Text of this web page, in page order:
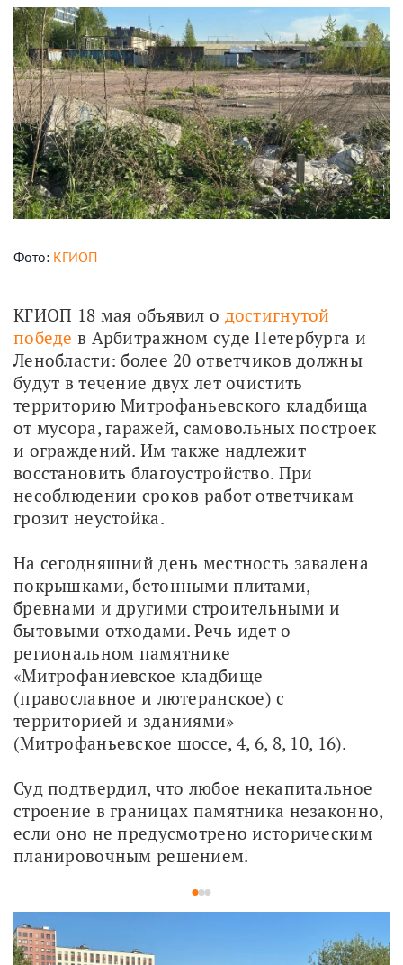
Фото: КГИОП
КГИОП 18 мая объявил о достигнутой
победе в Арбитражном суде Петербурга и
Ленобласти: более 20 ответчиков должны
будут в течение двух лет очистить
территорию Митрофаньевского кладбища
от мусора, гаражей, самовольных построек
и ограждений. Им также надлежит
восстановить благоустройство. При
несоблюдении сроков работ ответчикам
грозит неустойка.
На сегодняшний день местность завалена
покрышками, бетонными плитами,
бревнами и другими строительными и
бытовыми отходами. Речь идет о
региональном памятнике
«Митрофаниевское кладбище
(православное и лютеранское) с
территорией и зданиями»
(Митрофаньевское шоссе, 4, 6, 8, 10, 16).
Суд подтвердил, что любое некапитальное
строение в границах памятника незаконно,
если оно не предусмотрено историческим
планировочным решением.
123